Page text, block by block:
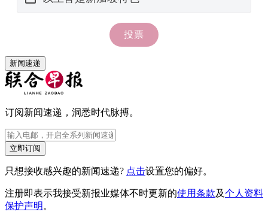
新闻速递
订阅新闻速递，洞悉时代脉搏。
立即订阅
只想接收感兴趣的新闻速递? 点击设置您的偏好。
注册即表示我接受新报业媒体不时更新的使用条款及个人资料
保护声明 。